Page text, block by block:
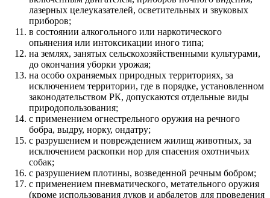
лазерных целеуказателей, осветительных и звуковых
приборов;
в состоянии алкогольного или наркотического
опьянения или интоксикации иного типа;
на землях, занятых сельскохозяйственными культурами,
до окончания уборки урожая;
на особо охраняемых природных территориях, за
исключением территории, где в порядке, установленном
законодательством РК, допускаются отдельные виды
природопользования;
с применением огнестрельного оружия на речного
бобра, выдру, норку, ондатру;
с разрушением и повреждением жилищ животных, за
исключением раскопки нор для спасения охотничьих
собак;
с разрушением плотины, возведенной речным бобром;
с применением пневматического, метательного оружия
(кроме использования луков и арбалетов для проведения